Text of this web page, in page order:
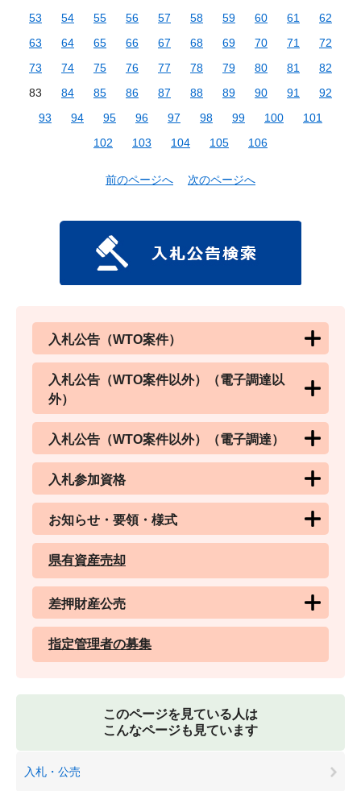
53
54 55 56 57 58 59 60 61
62
63
64 65 66 67 68 69 70 71
72
73
74 75 76 77 78 79 80 81
82
83
84 85 86 87 88 89 90 91
92
93
94 95 96 97 98 99 100
101
102
103 104 105 106
前のページへ 次のページへ
入札公告（WTO案件）
入札公告（WTO案件以外）（電子調達以
外）
入札公告（WTO案件以外）（電子調達）
入札参加資格
お知らせ・要領・様式
県有資産売却
差押財産公売
指定管理者の募集
このページを見ている人は
こんなページも見ています
入札・公売